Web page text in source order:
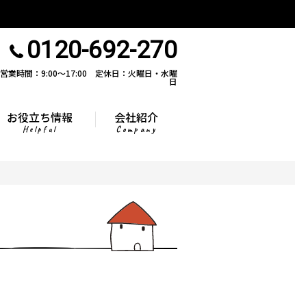
0120-692-270
営業時間：9:00〜17:00 定休日：火曜日・水曜
日
お役立ち情報
Helpful
会社紹介
Company